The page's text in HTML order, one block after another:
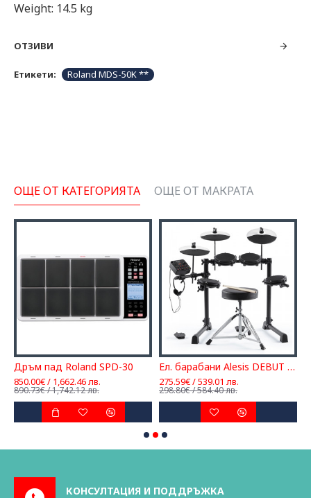
Weight: 14.5 kg
ОТЗИВИ
Етикети: Roland MDS-50K **
ОЩЕ ОТ КАТЕГОРИЯТА ОЩЕ ОТ МАКРАТА
Дръм пад Roland SPD-30
850.00€ / 1,662.46 лв.
890.73€ / 1,742.12 лв.
Ел. барабани Alesis DEBUT KIT
275.59€ / 539.01 лв.
298.80€ / 584.40 лв.
КОНСУЛТАЦИЯ И ПОДДРЪЖКА